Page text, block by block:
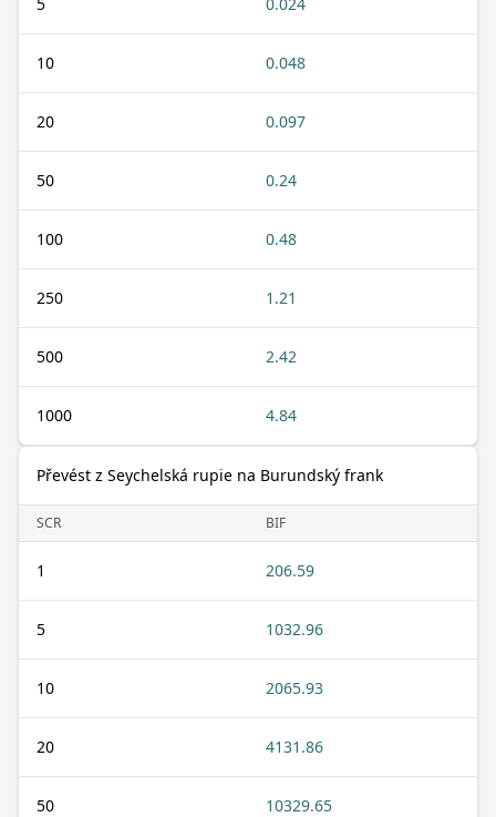
10 0.048
20 0.097
50 0.24
100 0.48
250 1.21
500 2.42
1000 4.84
Převést z Seychelská rupie na Burundský frank
SCR BIF
1 206.59
5 1032.96
10 2065.93
20 4131.86
50 10329.65